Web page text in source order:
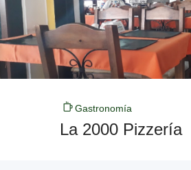
Gastronomía
La 2000 Pizzería